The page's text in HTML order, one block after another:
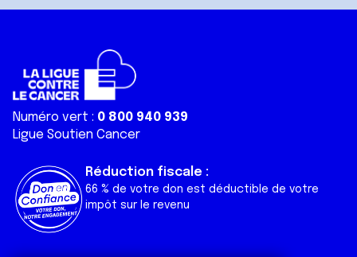
Numéro vert : 0 800 940 939
Ligue Soutien Cancer
Réduction fiscale :
66 % de votre don est déductible de votre
impôt sur le revenu